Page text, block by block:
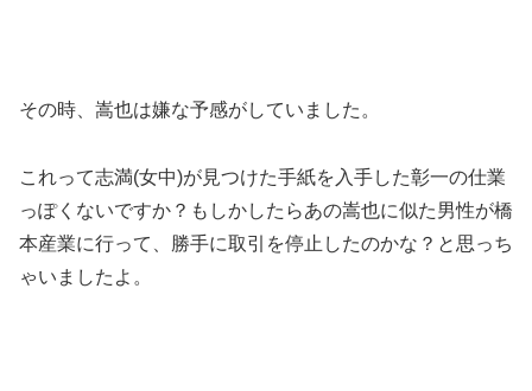
その時、嵩也は嫌な予感がしていました。
これって志満(女中)が見つけた手紙を入手した彰一の仕業
っぽくないですか？もしかしたらあの嵩也に似た男性が橋
本産業に行って、勝手に取引を停止したのかな？と思っち
ゃいましたよ。